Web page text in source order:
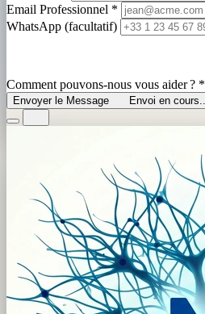
Email Professionnel *
WhatsApp (facultatif)
Comment pouvons-nous vous aider ? *
Envoyer le Message Envoi en cours...